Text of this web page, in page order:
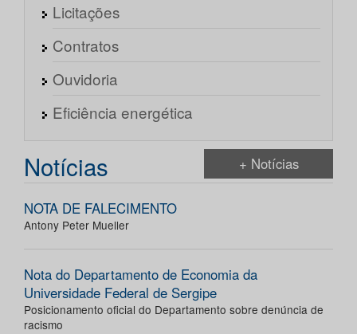
Licitações
Contratos
Ouvidoria
Eficiência energética
Notícias + Notícias
NOTA DE FALECIMENTO
Antony Peter Mueller
Nota do Departamento de Economia da
Universidade Federal de Sergipe
Posicionamento oficial do Departamento sobre denúncia de
racismo